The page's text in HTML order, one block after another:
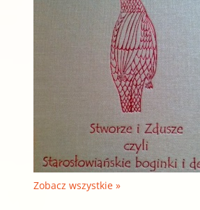
Zobacz wszystkie »